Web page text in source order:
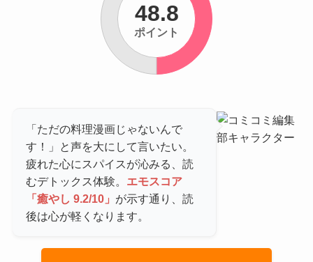
「ただの料理漫画じゃないんで
す！」と声を大にして言いたい。
疲れた心にスパイスが沁みる、読
むデトックス体験。 エモスコア
「癒やし 9.2/10」 が示す通り、読
後は心が軽くなります。
48.8
ポイント